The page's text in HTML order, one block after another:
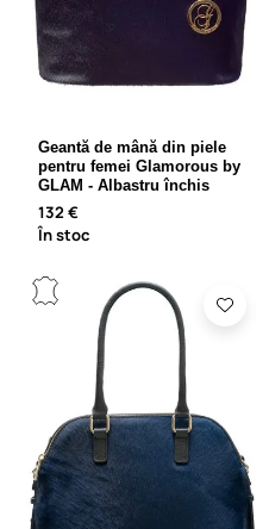
Geantă de mână din piele
pentru femei Glamorous by
GLAM - Albastru închis
132 €
În stoc